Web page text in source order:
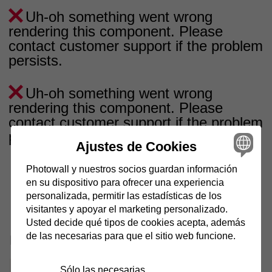
Uh-oh something went wrong
rendering this component. Please
contact customer support if the problem
persists.
Uh-oh something went wrong
rendering this component. Please
contact customer support if the problem
persists.
Página 1 de 1 páginas
Descubre más categorías
Ajustes de Cookies
Photowall y nuestros socios guardan información
en su dispositivo para ofrecer una experiencia
personalizada, permitir las estadísticas de los
visitantes y apoyar el marketing personalizado.
Usted decide qué tipos de cookies acepta, además
de las necesarias para que el sitio web funcione.